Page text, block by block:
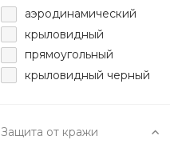
аэродинамический
крыловидный
прямоугольный
крыловидный черный
Защита от кражи